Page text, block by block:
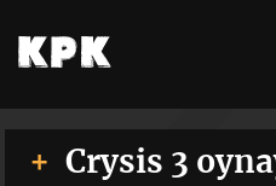
Crysis 3